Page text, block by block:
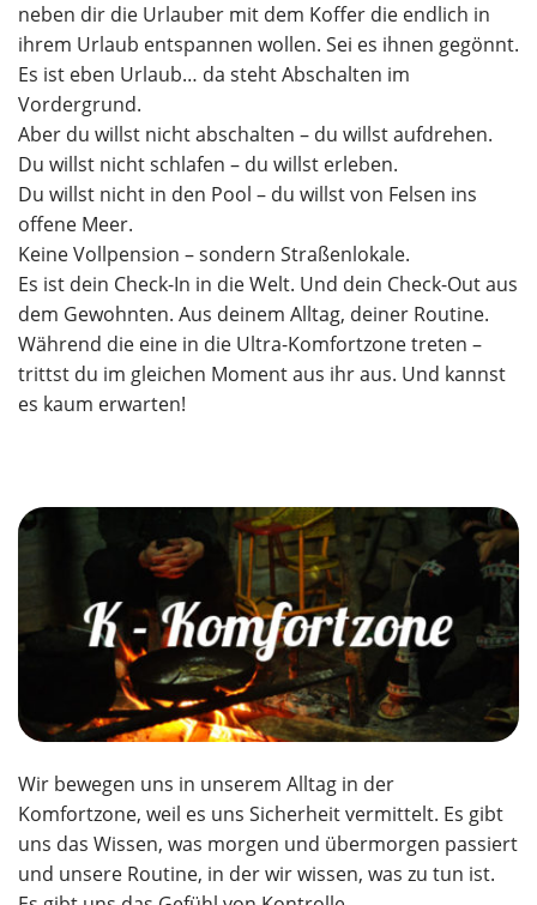
neben dir die Urlauber mit dem Koffer die endlich in
ihrem Urlaub entspannen wollen. Sei es ihnen gegönnt.
Es ist eben Urlaub… da steht Abschalten im
Vordergrund.
Aber du willst nicht abschalten – du willst aufdrehen.
Du willst nicht schlafen – du willst erleben.
Du willst nicht in den Pool – du willst von Felsen ins
offene Meer.
Keine Vollpension – sondern Straßenlokale.
Es ist dein Check-In in die Welt. Und dein Check-Out aus
dem Gewohnten. Aus deinem Alltag, deiner Routine.
Während die eine in die Ultra-Komfortzone treten –
trittst du im gleichen Moment aus ihr aus. Und kannst
es kaum erwarten!
Wir bewegen uns in unserem Alltag in der
Komfortzone, weil es uns Sicherheit vermittelt. Es gibt
uns das Wissen, was morgen und übermorgen passiert
und unsere Routine, in der wir wissen, was zu tun ist.